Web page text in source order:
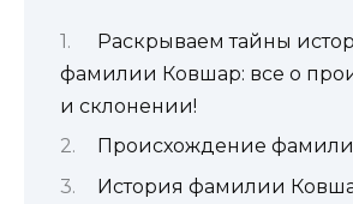
Раскрываем тайны
фамилии Ковшар: все о
и склонении!
Происхождение
История фамилии